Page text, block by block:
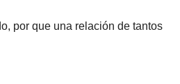
por que una relación de tantos